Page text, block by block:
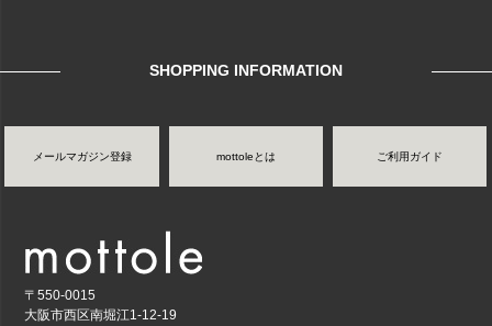
SHOPPING INFORMATION
メールマガジン登録 mottoleとは ご利用ガイド
〒550-0015
大阪市西区南堀江1-12-19